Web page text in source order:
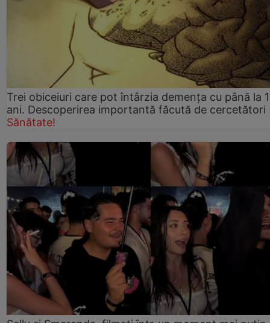
Trei obiceiuri care pot întârzia demența cu până la
ani. Descoperirea importantă făcută de cercetători
Sănătate!